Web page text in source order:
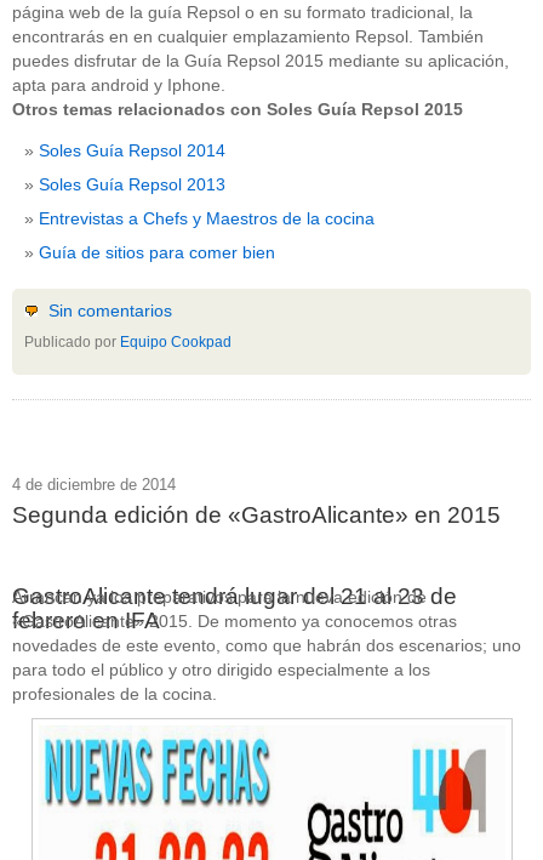
página web de la guía Repsol o en su formato tradicional, la
encontrarás en en cualquier emplazamiento Repsol. También
puedes disfrutar de la Guía Repsol 2015 mediante su aplicación,
apta para android y Iphone.
Otros temas relacionados con Soles Guía Repsol 2015
Soles Guía Repsol 2014
Soles Guía Repsol 2013
Entrevistas a Chefs y Maestros de la cocina
Guía de sitios para comer bien
Sin comentarios
Publicado por Equipo Cookpad
4 de diciembre de 2014
Segunda edición de «GastroAlicante» en 2015
GastroAlicante tendrá lugar del 21 al 23 de
febrero en IFA
Arrancan ya los preparativos para la nueva edición de
«GastroAlicante» 2015. De momento ya conocemos otras
novedades de este evento, como que habrán dos escenarios; uno
para todo el público y otro dirigido especialmente a los
profesionales de la cocina.